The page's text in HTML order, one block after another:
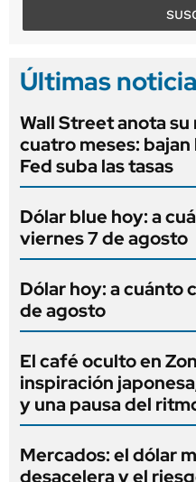
Últimas
Wall Street anota su
cuatro meses: bajan
Fed suba las tasas
Dólar blue hoy: a
viernes 7 de agosto
Dólar hoy: a cuánto
de agosto
El café oculto en
inspiración
y una pausa del
Mercados: el dólar
desacelera y el